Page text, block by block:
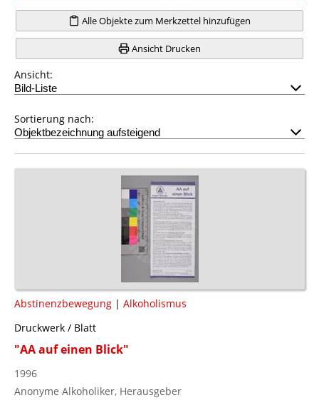
Alle Objekte zum Merkzettel hinzufügen
Ansicht Drucken
Ansicht:
Sortierung nach:
Abstinenzbewegung | Alkoholismus
Druckwerk / Blatt
"AA auf einen Blick"
1996
Anonyme Alkoholiker, Herausgeber